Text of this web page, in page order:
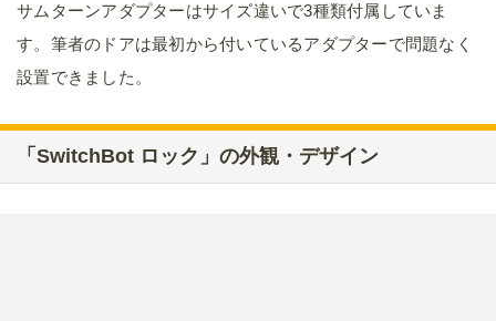
サムターンアダプターはサイズ違いで3種類付属していま
す。筆者のドアは最初から付いているアダプターで問題なく
設置できました。
「SwitchBot ロック」の外観・デザイン